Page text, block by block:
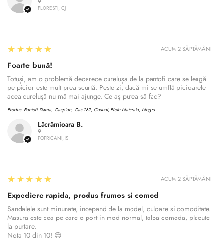
FLORESTI, CJ
Lăcrămioara B.
POPRICANI, IS
5
★★★★★
Foarte bună!
Totuși, am o problemă deoarece curelușa de la pantofi care se leagă
pe picior este mult prea scurtă. Peste zi, dacă mi se umflă picioarele
acea curelușă nu mă mai ajunge. Ce aș putea să fac?
Produs: Pantofi Dama, Caspian, Cas-182, Casual, Piele Naturala, Negru
ACUM 2 SĂPTĂMÂNI
5
★★★★★
Expediere rapida, produs frumos si comod
Sandalele sunt minunate, incepand de la model, culoare si comoditate.
Masura este cea pe care o port in mod normal, talpa comoda, placute
la purtare.
Nota 10 din 10! 😊
ACUM 2 SĂPTĂMÂNI